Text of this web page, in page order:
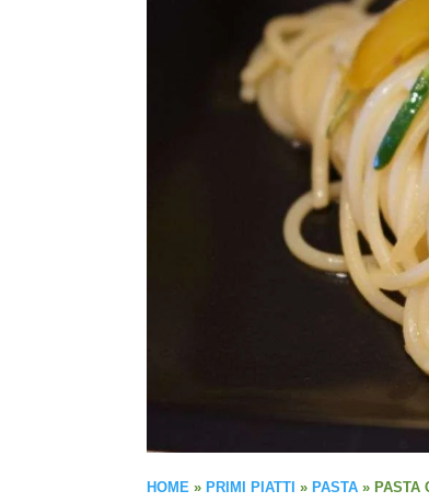
HOME » PRIMI PIATTI » PASTA » PASTA